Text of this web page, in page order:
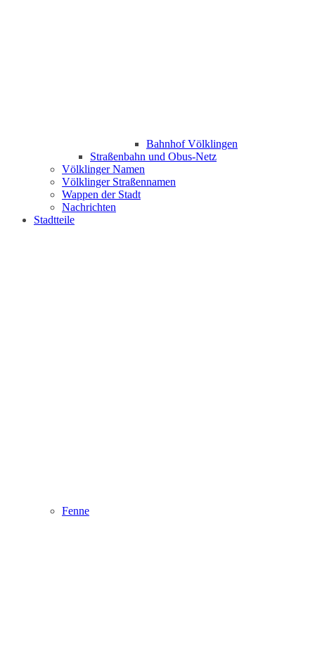
Bahnhof Völklingen
Straßenbahn und Obus-Netz
Völklinger Namen
Völklinger Straßennamen
Wappen der Stadt
Nachrichten
Stadtteile
Fenne